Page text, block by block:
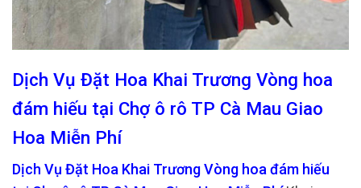
Dịch Vụ Đặt Hoa Khai Trương Vòng hoa
đám hiếu tại Chợ ô rô TP Cà Mau Giao
Hoa Miễn Phí
Dịch Vụ Đặt Hoa Khai Trương Vòng hoa đám hiếu